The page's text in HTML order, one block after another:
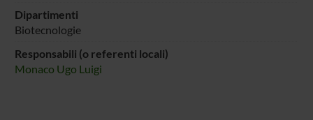
Dipartimenti
Biotecnologie
Responsabili (o referenti locali)
Monaco Ugo Luigi